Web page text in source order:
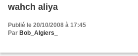
wahch aliya
Publié le 20/10/2008 à 17:45
Par Bob_Algiers_